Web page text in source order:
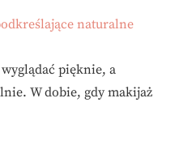
naturalne
pięknie, a
W dobie, gdy makijaż